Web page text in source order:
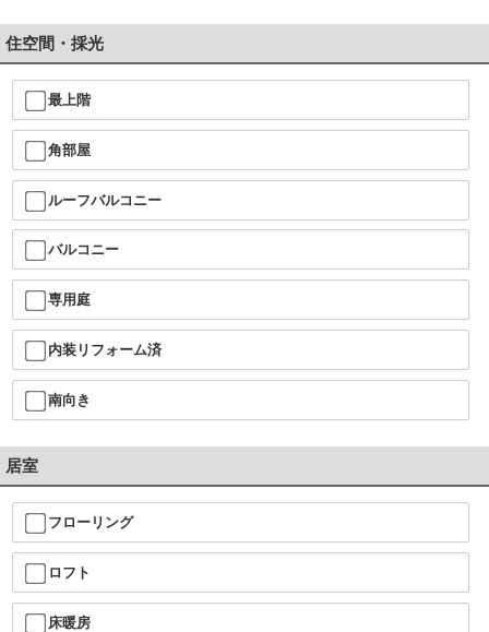
住空間・採光
最上階
角部屋
ルーフバルコニー
バルコニー
専用庭
内装リフォーム済
南向き
居室
フローリング
ロフト
床暖房